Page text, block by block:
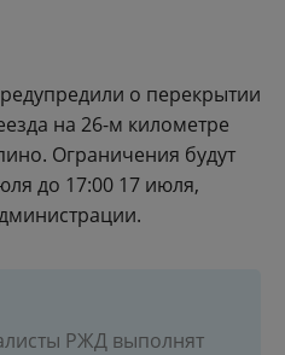
о перекрытии
на 26-м километре
Ограничения будут
до 17:00 17 июля,
РЖД выполнят